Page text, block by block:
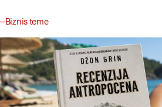
Biznis teme